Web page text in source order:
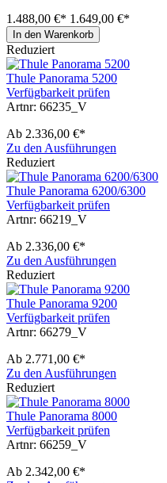
1.488,00 €* 1.649,00 €*
In den Warenkorb
Reduziert
Thule Panorama 5200
Verfügbarkeit prüfen
Artnr: 66235_V
Ab 2.336,00 €*
Zu den Ausführungen
Reduziert
Thule Panorama 6200/6300
Verfügbarkeit prüfen
Artnr: 66219_V
Ab 2.336,00 €*
Zu den Ausführungen
Reduziert
Thule Panorama 9200
Verfügbarkeit prüfen
Artnr: 66279_V
Ab 2.771,00 €*
Zu den Ausführungen
Reduziert
Thule Panorama 8000
Verfügbarkeit prüfen
Artnr: 66259_V
Ab 2.342,00 €*